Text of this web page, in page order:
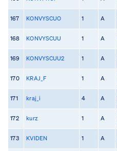
167 KONVYSCUO 1 A
168 KONVYSCUU 1 A
169 KONVYSCUU2 1 A
170 KRAJ_F 1 A
171 kraj_i 4 A
172 kurz 1 A
173 KVIDEN 1 A